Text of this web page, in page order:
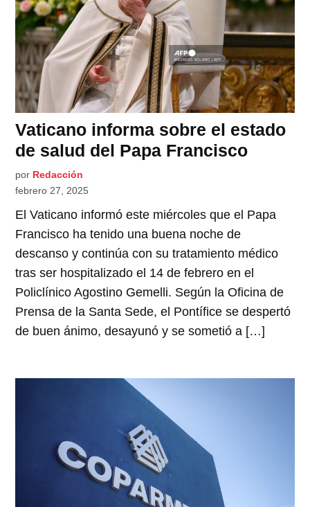
Vaticano informa sobre el estado
de salud del Papa Francisco
por Redacción
febrero 27, 2025
El Vaticano informó este miércoles que el Papa
Francisco ha tenido una buena noche de
descanso y continúa con su tratamiento médico
tras ser hospitalizado el 14 de febrero en el
Policlínico Agostino Gemelli. Según la Oficina de
Prensa de la Santa Sede, el Pontífice se despertó
de buen ánimo, desayunó y se sometió a […]